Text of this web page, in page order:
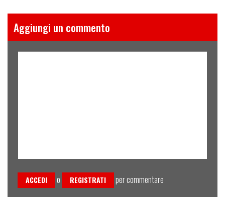
Aggiungi un commento
ACCEDI o REGISTRATI per commentare